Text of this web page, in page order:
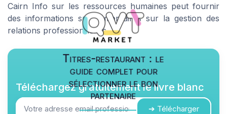
Cairn Info sur les ressources humaines peut fournir
des informations supplémentaires sur la gestion des
relations professionnelles.
Titres-restaurant : le
guide complet pour
sélectionner le bon
partenaire
Téléchargez gratuitement le livre blanc
➔ Télécharger